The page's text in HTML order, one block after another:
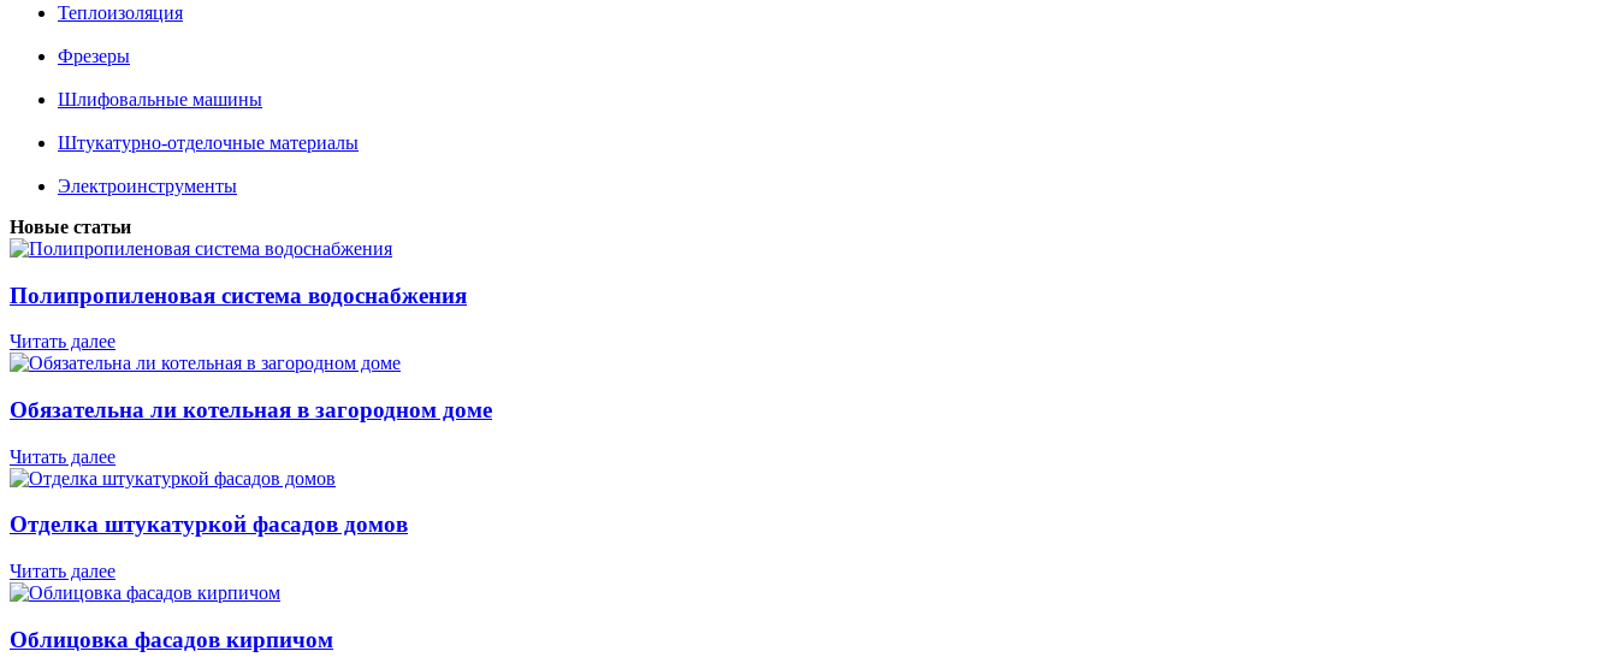
Теплоизоляция
Фрезеры
Шлифовальные машины
Штукатурно-отделочные материалы
Электроинструменты
Новые статьи
Полипропиленовая система водоснабжения
Читать далее
Обязательна ли котельная в загородном доме
Читать далее
Отделка штукатуркой фасадов домов
Читать далее
Облицовка фасадов кирпичом